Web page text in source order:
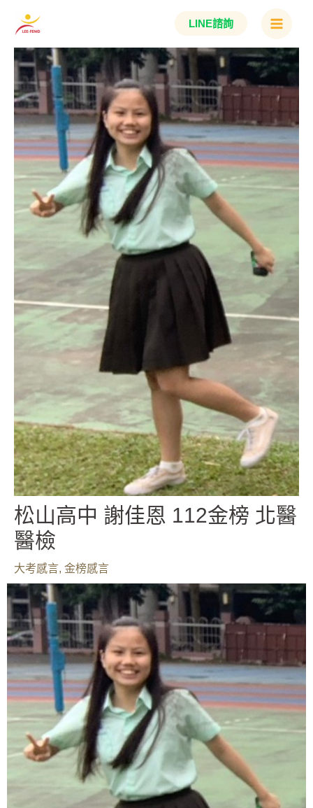
LINE諮詢
Main
Menu
松山高中 謝佳恩 112金榜 北醫
醫檢
大考感言, 金榜感言